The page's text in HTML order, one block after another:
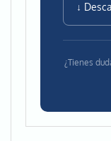
↓
¿Tienes